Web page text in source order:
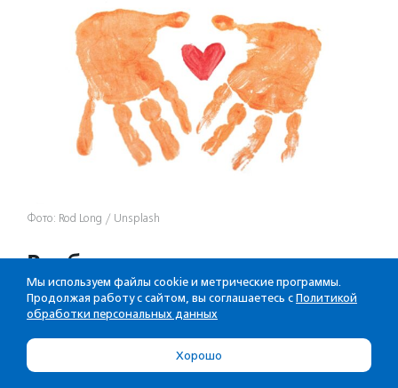
Фото: Rod Long / Unsplash
Росбанк оценил вклад
волонтерского движения с
2019 года
ПоданнымВЦИОМ, люди стали заниматься
Мы используем файлы cookie и метрические программы.
Продолжая работу с сайтом, вы соглашаетесь с Политикой
обработки персональных данных
Хорошо